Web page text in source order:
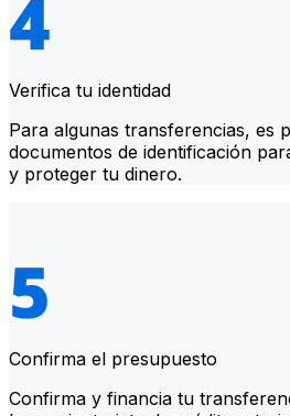
Verifica tu identidad
Para algunas transferencias, es
documentos de identificación
y proteger tu dinero.
Confirma el presupuesto
Confirma y financia tu